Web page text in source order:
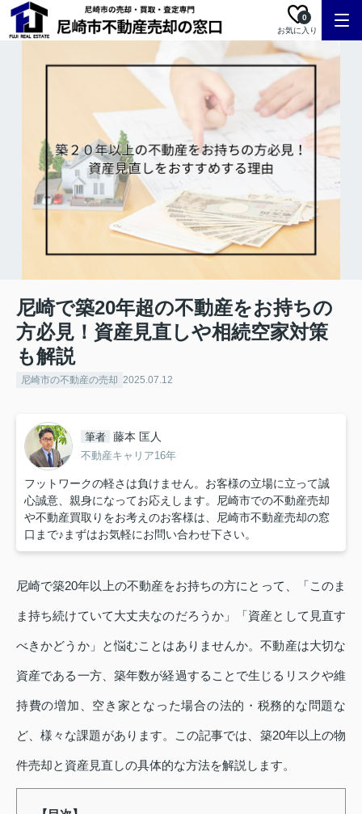
お気に入り
0
尼崎で築20年超の不動産をお持ちの
方必見！資産見直しや相続空家対策
も解説
尼崎市の不動産の売却 2025.07.12
筆者 藤本 匡人
不動産キャリア16年
フットワークの軽さは負けません。お客様の立場に立って誠
心誠意、親身になってお応えします。尼崎市での不動産売却
や不動産買取りをお考えのお客様は、尼崎市不動産売却の窓
口まで♪まずはお気軽にお問い合わせ下さい。
尼崎で築20年以上の不動産をお持ちの方にとって、「このま
ま持ち続けていて大丈夫なのだろうか」「資産として見直す
べきかどうか」と悩むことはありませんか。不動産は大切な
資産である一方、築年数が経過することで生じるリスクや維
持費の増加、空き家となった場合の法的・税務的な問題な
ど、様々な課題があります。この記事では、築20年以上の物
件売却と資産見直しの具体的な方法を解説します。